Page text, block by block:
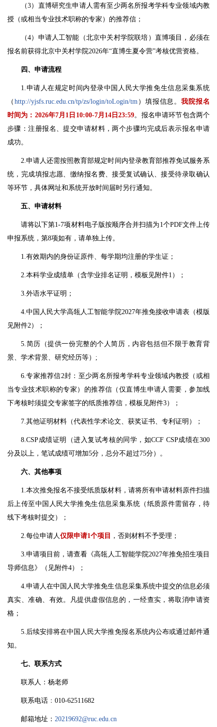
（3）直博研究生申请人需有至少两名所报考学科专业领域内教
授（或相当专业技术职称的专家）的推荐信；
（4）申请人工智能（北京中关村学院联培）直博项目，必须在
报名前获得北京中关村学院2026年“直博生夏令营”考核优营资格。
四、申请流程
1.申请人在规定时间内登录中国人民大学推免生信息采集系统
（ http://yjsfs.ruc.edu.cn/tp/zs/login/toLogin/tm）填报信息。我院报名
时间为：2026年7月1日10:00-7月14日23:59。报名申请环节包含两个
步骤：注册报名、提交申请材料，两个步骤均完成后表示报名申请
成功。
2.申请人还需按照教育部规定时间内登录教育部推荐免试服务系
统，完成填报志愿、缴纳报名费、接受复试确认、接受待录取确认
等环节，具体网址和系统开放时间届时另行通知。
五、申请材料
请将以下第1-7项材料电子版按顺序合并扫描为1个PDF文件上传
申报系统，第8项如有，请单独上传。
1.有效期内的身份证原件、每学期均注册的学生证；
2.本科学业成绩单（含学业排名证明，模板见附件1）；
3.外语水平证明；
4.中国人民大学高瓴人工智能学院2027年推免接收申请表（模版
见附件2）；
5.简历（提供一份完整的个人简历，内容包括但不限于教育背
景、学术背景、研究经历等）;
6.专家推荐信2封：至少两名所报考学科专业领域内教授（或相
当专业技术职称的专家）的推荐信（仅直博生申请人需要，参加线
下考核时须提交专家签字的纸质推荐信，模板见附件3）；
7.其他证明材料（代表性学术论文、获奖证书、专利证明）；
8.CSP成绩证明（进入复试考核的同学，如CCF CSP成绩在300
分及以上，笔试成绩可增加5分，总分不超过75分）。
六、其他事项
1.本次推免报名不接受纸质版材料，请将所有申请材料原件扫描
后上传至中国人民大学推免生信息采集系统（纸质原件需留存，待
线下考核时提交）；
2.每位申请人仅限申请1个项目 ，否则材料不予受理；
3.申请项目前，请查看《高瓴人工智能学院2027年推免招生项目
导师信息》（见附件4）；
4.申请人在中国人民大学推免生信息采集系统中提交的信息必须
真实、准确、有效。凡提供虚假信息的，一经查实，将取消申请资
格；
5.后续安排将在中国人民大学推免报名系统内公布或通过邮件通
知。
七、联系方式
联系人：杨老师
联系电话 ： 010-62511682
邮箱地址： 20219692@ruc.edu.cn